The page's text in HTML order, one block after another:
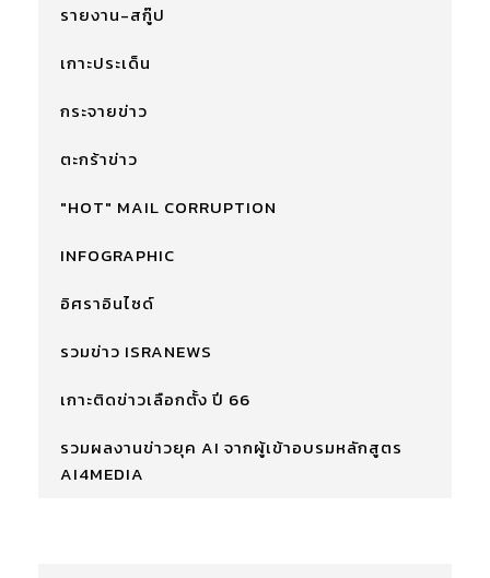
รายงาน-สกู๊ป
เกาะประเด็น
กระจายข่าว
ตะกร้าข่าว
"HOT" MAIL CORRUPTION
INFOGRAPHIC
อิศราอินไซด์
รวมข่าว ISRANEWS
เกาะติดข่าวเลือกตั้ง ปี 66
รวมผลงานข่าวยุค AI จากผู้เข้าอบรมหลักสูตร
AI4MEDIA